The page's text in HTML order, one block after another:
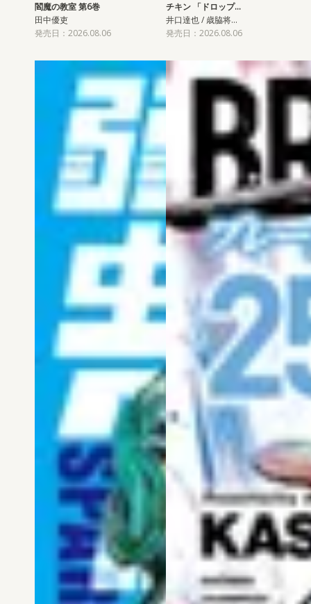
閻魔の教室 第6巻
田中優吏
発売日：2026.08.06
チキン 「ドロップ…
井口達也 / 歳脇将…
発売日：2026.08.06